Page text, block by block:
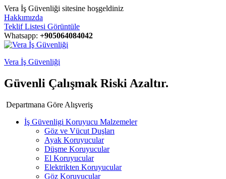
Vera İş Güvenliği sitesine hoşgeldiniz
Hakkımızda
Teklif Listesi Görüntüle
Whatsapp: +905064084042
Vera İş Güvenliği
Güvenli Çalışmak Riski Azaltır.
Departmana Göre Alışveriş
İş Güvenligi Koruyucu Malzemeler
Göz ve Vücut Duşları
Ayak Koruyucular
Düşme Koruyucular
El Koruyucular
Elektrikten Koruyucular
Göz Koruyucular